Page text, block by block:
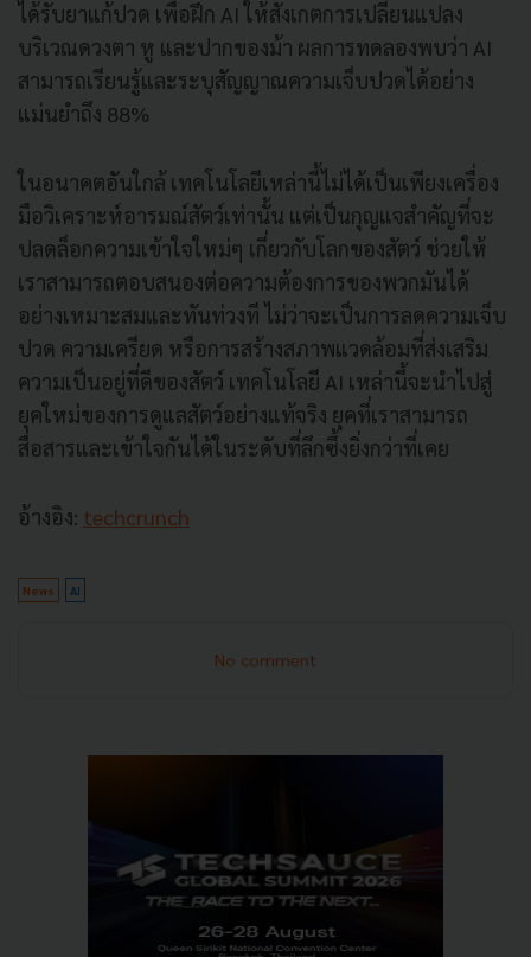
ได้รับยาแก้ปวด เพื่อฝึก AI ให้สังเกตการเปลี่ยนแปลง
บริเวณดวงตา หู และปากของม้า ผลการทดลองพบว่า AI
สามารถเรียนรู้และระบุสัญญาณความเจ็บปวดได้อย่าง
แม่นยำถึง 88%
ในอนาคตอันใกล้ เทคโนโลยีเหล่านี้ไม่ได้เป็นเพียงเครื่อง
มือวิเคราะห์อารมณ์สัตว์เท่านั้น แต่เป็นกุญแจสำคัญที่จะ
ปลดล็อกความเข้าใจใหม่ๆ เกี่ยวกับโลกของสัตว์ ช่วยให้
เราสามารถตอบสนองต่อความต้องการของพวกมันได้
อย่างเหมาะสมและทันท่วงที ไม่ว่าจะเป็นการลดความเจ็บ
ปวด ความเครียด หรือการสร้างสภาพแวดล้อมที่ส่งเสริม
ความเป็นอยู่ที่ดีของสัตว์ เทคโนโลยี AI เหล่านี้จะนำไปสู่
ยุคใหม่ของการดูแลสัตว์อย่างแท้จริง ยุคที่เราสามารถ
สื่อสารและเข้าใจกันได้ในระดับที่ลึกซึ้งยิ่งกว่าที่เคย
อ้างอิง: techcrunch
News AI
No comment